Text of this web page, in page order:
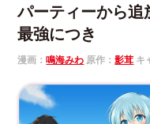
パーティーから追
最強につき
漫画：鳴海みわ 原作：影茸 キ